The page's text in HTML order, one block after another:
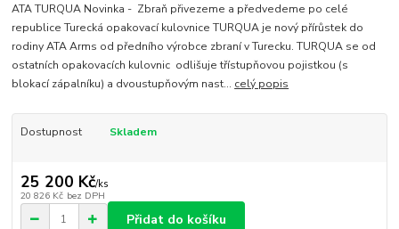
ATA TURQUA Novinka - Zbraň přivezeme a předvedeme po celé
republice Turecká opakovací kulovnice TURQUA je nový přírůstek do
rodiny ATA Arms od předního výrobce zbraní v Turecku. TURQUA se od
ostatních opakovacích kulovnic odlišuje třístupňovou pojistkou (s
blokací zápalníku) a dvoustupňovým nast... celý popis
Dostupnost Skladem
25 200 Kč/ks
20 826 Kč bez DPH
Přidat do košíku